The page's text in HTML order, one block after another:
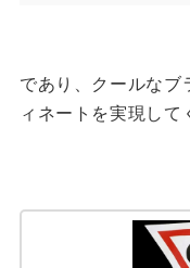
であり、クールなブ
ィネートを実現して